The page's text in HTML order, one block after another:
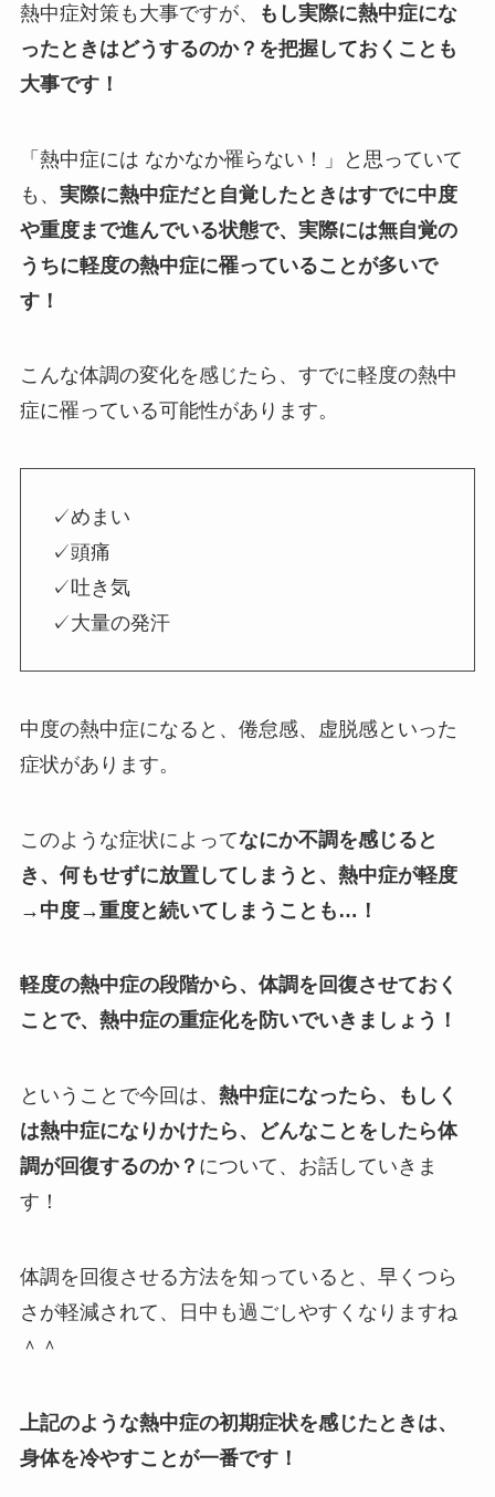
熱中症対策も大事ですが、
もし実際に熱中症にな
ったときはどうするのか？を把握しておくことも
大事です！
「熱中症には なかなか罹らない！」と思っていて
も、 実際に熱中症だと自覚したときはすでに中度
や重度まで進んでいる状態で、実際には無自覚の
うちに軽度の熱中症に罹っていることが多いで
す！
こんな体調の変化を感じたら、すでに軽度の熱中
症に罹っている可能性があります。
✓めまい
✓頭痛
✓吐き気
✓大量の発汗
中度の熱中症になると、倦怠感、虚脱感といった
症状があります。
このような症状によってなにか不調を感じると
き、何もせずに放置してしまうと、熱中症が軽度
→中度→重度と続いてしまうことも…！
軽度の熱中症の段階から、体調を回復させておく
ことで、熱中症の重症化を防いでいきましょう！
ということで今回は、 熱中症になったら、もしく
は熱中症になりかけたら、どんなことをしたら体
調が回復するのか？ について、お話していきま
す！
体調を回復させる方法を知っていると、早くつら
さが軽減されて、日中も過ごしやすくなりますね
＾＾
上記のような熱中症の初期症状を感じたときは、
身体を冷やすことが一番です！